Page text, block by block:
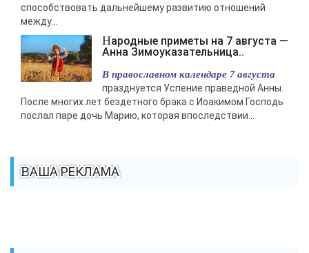
способствовать дальнейшему развитию отношений
между...
Народные приметы на 7 августа —
Анна Зимоуказательница..
В православном календаре 7 августа
празднуется Успение праведной Анны.
После многих лет бездетного брака с Иоакимом Господь
послал паре дочь Марию, которая впоследствии...
ВАША РЕКЛАМА